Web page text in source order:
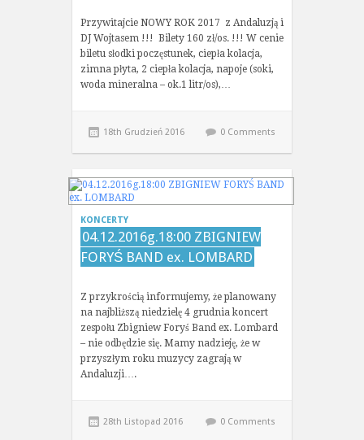
Przywitajcie NOWY ROK 2017 z Andaluzją i
DJ Wojtasem !!! Bilety 160 zł/os. !!! W cenie
biletu słodki poczęstunek, ciepła kolacja,
zimna płyta, 2 ciepła kolacja, napoje (soki,
woda mineralna – ok.1 litr/os),…
18th Grudzień 2016 0 Comments
KONCERTY
04.12.2016g.18:00 ZBIGNIEW
FORYŚ BAND ex. LOMBARD
Z przykrością informujemy, że planowany
na najbliższą niedzielę 4 grudnia koncert
zespołu Zbigniew Foryś Band ex. Lombard
– nie odbędzie się. Mamy nadzieję, że w
przyszłym roku muzycy zagrają w
Andaluzji….
28th Listopad 2016 0 Comments